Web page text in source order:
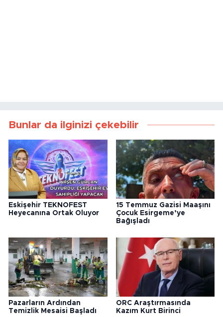
Bunlar da ilginizi çekebilir
Eskişehir TEKNOFEST
Heyecanına Ortak Oluyor
15 Temmuz Gazisi Maaşını
Çocuk Esirgeme’ye
Bağışladı
Pazarların Ardından
Temizlik Mesaisi Başladı
ORC Araştırmasında
Kazım Kurt Birinci